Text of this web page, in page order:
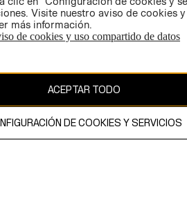
Visite nuestro aviso de cookies
más información.
de cookies y uso compartido de datos
ACEPTAR TODO
DE COOKIES Y SERVICIOS